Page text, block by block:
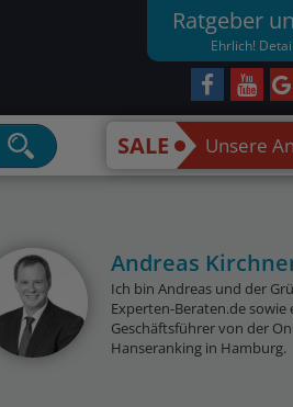
Ratgeber
Ehrlich!
SALE Unsere
Andreas
Ich bin Andreas und der
Experten-Beraten.de sowie
Geschäftsführer von der
Hanseranking in Hamburg.